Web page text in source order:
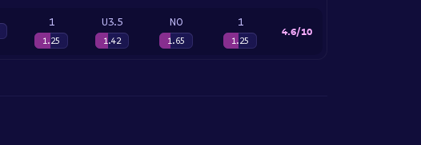
1
1.25
U3.5
1.42
NO
1.65
1
1.25
4.6/10